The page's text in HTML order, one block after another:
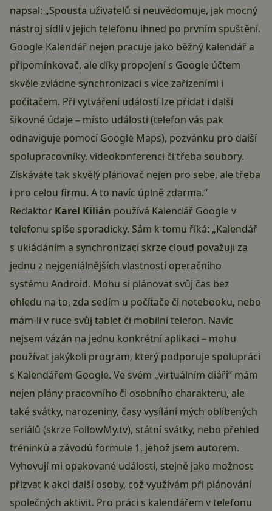
napsal: „Spousta uživatelů si neuvědomuje, jak mocný
nástroj sídlí v jejich telefonu ihned po prvním spuštění.
Google Kalendář nejen pracuje jako běžný kalendář a
připomínkovač, ale díky propojení s Google účtem
skvěle zvládne synchronizaci s více zařízeními i
počítačem. Při vytváření událostí lze přidat i další
šikovné údaje – místo události (telefon vás pak
odnaviguje pomocí Google Maps), pozvánku pro další
spolupracovníky, videokonferenci či třeba soubory.
Získáváte tak skvělý plánovač nejen pro sebe, ale třeba
i pro celou firmu. A to navíc úplně zdarma.“
Redaktor Karel Kilián používá Kalendář Google v
telefonu spíše sporadicky. Sám k tomu říká: „Kalendář
s ukládáním a synchronizací skrze cloud považuji za
jednu z nejgeniálnějších vlastností operačního
systému Android. Mohu si plánovat svůj čas bez
ohledu na to, zda sedím u počítače či notebooku, nebo
mám-li v ruce svůj tablet či mobilní telefon. Navíc
nejsem vázán na jednu konkrétní aplikaci – mohu
používat jakýkoli program, který podporuje spolupráci
s Kalendářem Google. Ve svém „virtuálním diáři“ mám
nejen plány pracovního či osobního charakteru, ale
také svátky, narozeniny, časy vysílání mých oblíbených
seriálů (skrze FollowMy.tv), státní svátky, nebo přehled
tréninků a závodů formule 1, jehož jsem autorem.
Vyhovují mi opakované události, stejně jako možnost
přizvat k akci další osoby, což využívám při plánování
společných aktivit. Pro práci s kalendářem v telefonu